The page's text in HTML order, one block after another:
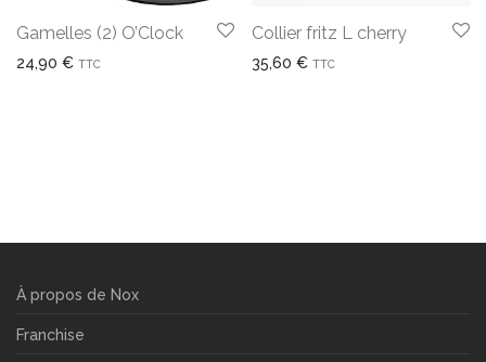
Gamelles (2) O’Clock
24,90 € TTC
Collier fritz L cherry
35,60 € TTC
À propos de Nox
Franchise